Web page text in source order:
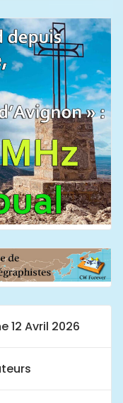
12 Avril 2026